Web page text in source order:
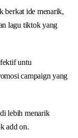
berkat ide menarik,
lagu tiktok yang
untu
campaign yang
lebih menarik
add on.